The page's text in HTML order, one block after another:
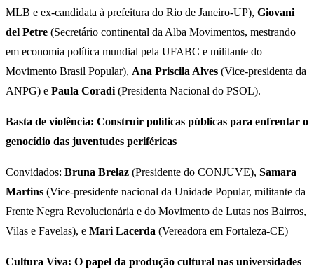
MLB e ex-candidata à prefeitura do Rio de Janeiro-UP), Giovani
del Petre (Secretário continental da Alba Movimentos, mestrando
em economia política mundial pela UFABC e militante do
Movimento Brasil Popular), Ana Priscila Alves (Vice-presidenta da
ANPG) e Paula Coradi (Presidenta Nacional do PSOL).
Basta de violência: Construir políticas públicas para enfrentar o
genocídio das juventudes periféricas
Convidados: Bruna Brelaz (Presidente do CONJUVE), Samara
Martins (Vice-presidente nacional da Unidade Popular, militante da
Frente Negra Revolucionária e do Movimento de Lutas nos Bairros,
Vilas e Favelas), e Mari Lacerda (Vereadora em Fortaleza-CE)
Cultura Viva: O papel da produção cultural nas universidades